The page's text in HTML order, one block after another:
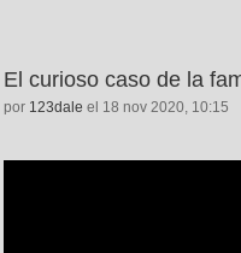
El curioso caso de la
por 123dale el 18 nov 2020, 10:15